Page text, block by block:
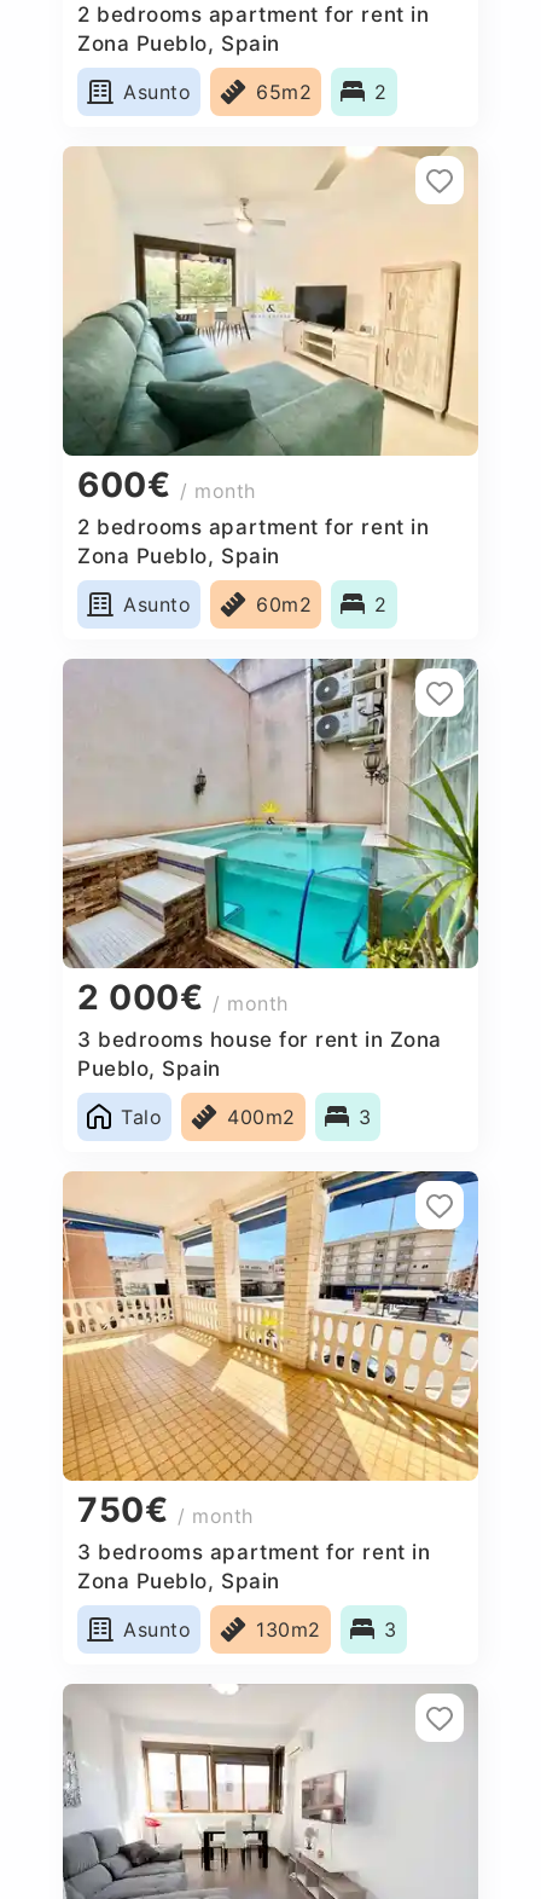
2 bedrooms apartment for rent in
Zona Pueblo, Spain
Asunto
65m2 2
600€ / month
2 bedrooms apartment for rent in
Zona Pueblo, Spain
Asunto
60m2 2
2 000€ / month
3 bedrooms house for rent in Zona
Pueblo, Spain
Talo
400m2 3
750€ / month
3 bedrooms apartment for rent in
Zona Pueblo, Spain
Asunto
130m2 3